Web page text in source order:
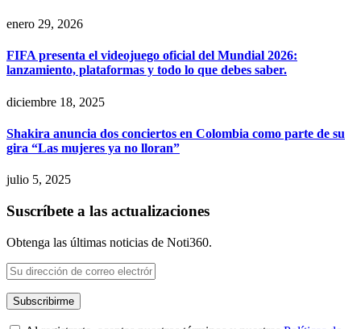
enero 29, 2026
FIFA presenta el videojuego oficial del Mundial 2026:
lanzamiento, plataformas y todo lo que debes saber.
diciembre 18, 2025
Shakira anuncia dos conciertos en Colombia como parte de su
gira “Las mujeres ya no lloran”
julio 5, 2025
Suscríbete a las actualizaciones
Obtenga las últimas noticias de Noti360.